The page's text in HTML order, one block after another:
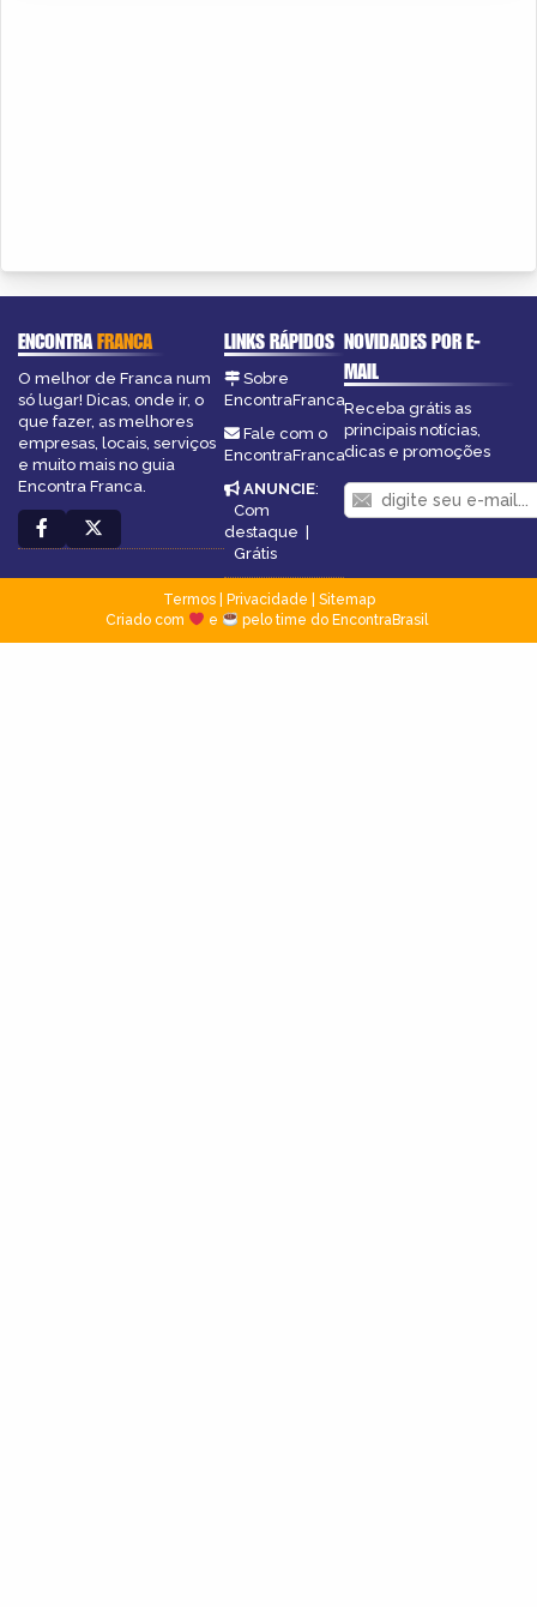
ENCONTRAFRANCA
O melhor de Franca num
só lugar! Dicas, onde ir, o
que fazer, as melhores
empresas, locais, serviços
e muito mais no guia
Encontra Franca.
LINKS RÁPIDOS
Sobre
EncontraFranca
Fale com o
EncontraFranca
ANUNCIE:
Com
destaque |
Grátis
NOVIDADES POR E-
MAIL
Receba grátis as
principais notícias,
dicas e promoções
Termos| Privacidade
Sitemap
Criado com
e pelo time do EncontraBrasil